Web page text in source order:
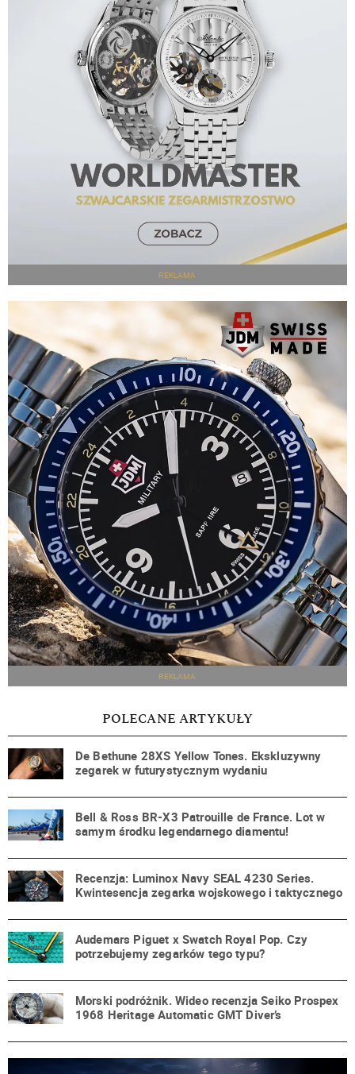
REKLAMA
REKLAMA
POLECANE ARTYKUŁY
De Bethune 28XS Yellow Tones. Ekskluzywny
zegarek w futurystycznym wydaniu
Bell & Ross BR-X3 Patrouille de France. Lot w
samym środku legendarnego diamentu!
Recenzja: Luminox Navy SEAL 4230 Series.
Kwintesencja zegarka wojskowego i taktycznego
Audemars Piguet x Swatch Royal Pop. Czy
potrzebujemy zegarków tego typu?
Morski podróżnik. Wideo recenzja Seiko Prospex
1968 Heritage Automatic GMT Diver’s